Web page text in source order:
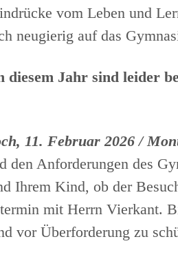
vom Leben und
neugierig auf das
Jahr sind leider
11. Februar 2026 /
Anforderungen des
Ihrem Kind, ob der
mit Herrn Vierkant.
vor Überforderung zu